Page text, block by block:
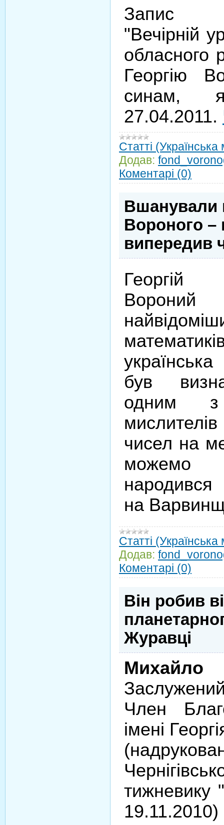
Запис
"Вечірній
обласного
Георгію
синам,
27.04.2011.
Статті
Додав:
Коментарі (0)
Вшанували
Вороного –
випередив
Георгій
був
одним з
чисел на
можемо
народився
на
Статті
Додав:
Коментарі (0)
Він робив
Журавці
Член
імені
тижневику
19.11.2010)